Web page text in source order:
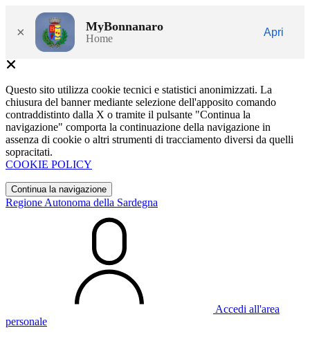
× MyBonnanaro
Home
Apri
Questo sito utilizza cookie tecnici e statistici anonimizzati. La
chiusura del banner mediante selezione dell'apposito comando
contraddistinto dalla X o tramite il pulsante "Continua la
navigazione" comporta la continuazione della navigazione in
assenza di cookie o altri strumenti di tracciamento diversi da quelli
sopracitati.
COOKIE POLICY
Continua la navigazione
Regione Autonoma della Sardegna
Accedi all'area
personale